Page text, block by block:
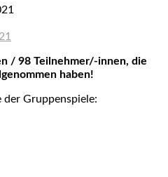
/ 98 Teilnehmer/-innen, die
haben!
der Gruppenspiele: